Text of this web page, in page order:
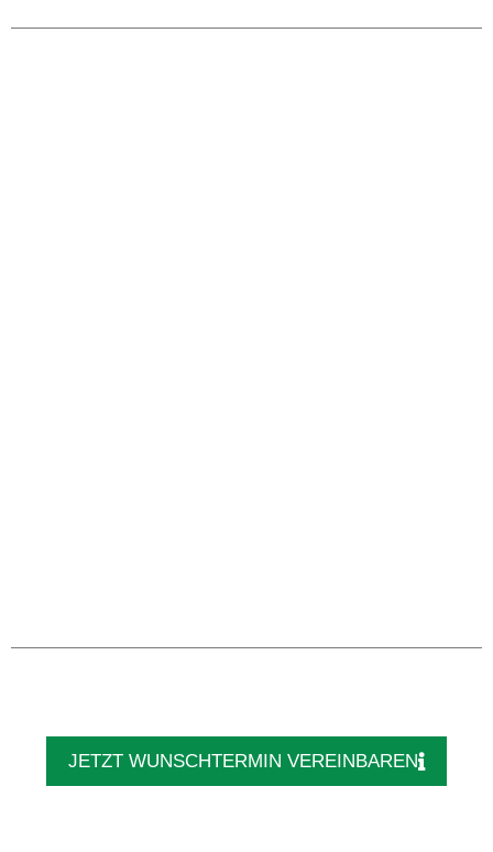
JETZT WUNSCHTERMIN VEREINBAREN